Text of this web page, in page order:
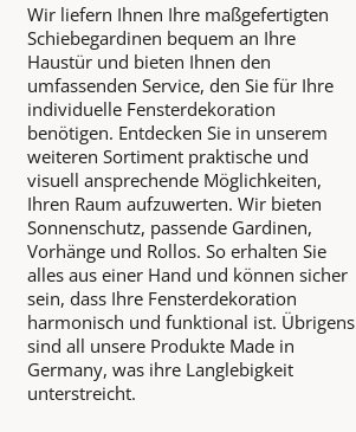
Wir liefern Ihnen Ihre maßgefertigten
Schiebegardinen bequem an Ihre
Haustür und bieten Ihnen den
umfassenden Service, den Sie für Ihre
individuelle Fensterdekoration
benötigen. Entdecken Sie in unserem
weiteren Sortiment praktische und
visuell ansprechende Möglichkeiten,
Ihren Raum aufzuwerten. Wir bieten
Sonnenschutz, passende Gardinen,
Vorhänge und Rollos. So erhalten Sie
alles aus einer Hand und können sicher
sein, dass Ihre Fensterdekoration
harmonisch und funktional ist. Übrigens
sind all unsere Produkte Made in
Germany, was ihre Langlebigkeit
unterstreicht.